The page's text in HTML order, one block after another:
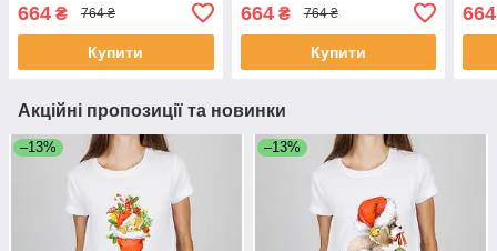
664 ₴ 764 ₴
Купити
664₴ 764 ₴
Купити
664
Акційні пропозиції та новинки
–13% –13%